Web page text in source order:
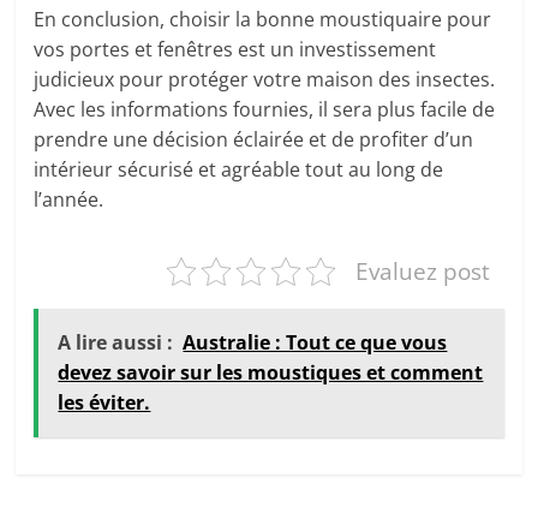
En conclusion, choisir la bonne moustiquaire pour
vos portes et fenêtres est un investissement
judicieux pour protéger votre maison des insectes.
Avec les informations fournies, il sera plus facile de
prendre une décision éclairée et de profiter d’un
intérieur sécurisé et agréable tout au long de
l’année.
Evaluez post
A lire aussi : Australie : Tout ce que vous
devez savoir sur les moustiques et comment
les éviter.